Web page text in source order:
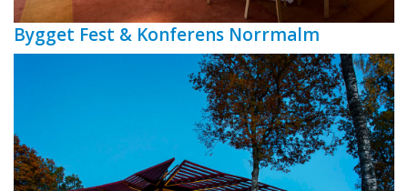
Bygget Fest & Konferens Norrmalm